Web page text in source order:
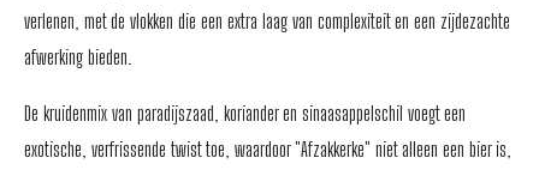
verlenen, met de vlokken die een extra laag van complexiteit en een zijdezachte
afwerking bieden.
De kruidenmix van paradijszaad, koriander en sinaasappelschil voegt een
exotische, verfrissende twist toe, waardoor "Afzakkerke" niet alleen een bier is,